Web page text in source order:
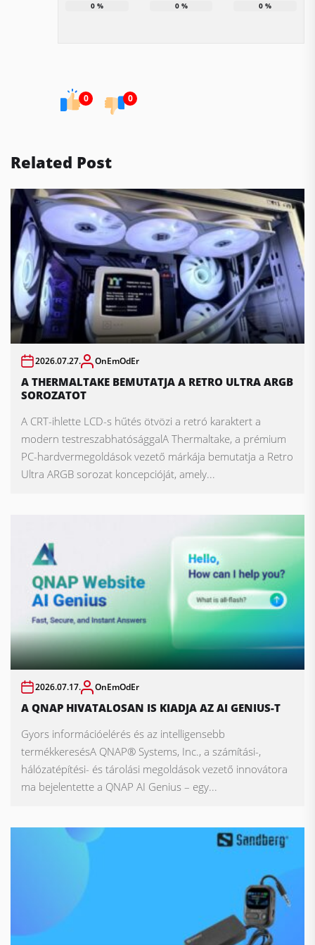
0% 0% 0 %
0 0
Related Post
2026.07.27. OnEmOdEr
A THERMALTAKE BEMUTATJA A RETRO ULTRA ARGB
SOROZATOT
A CRT-ihlette LCD-s hűtés ötvözi a retró karaktert a
modern testreszabhatósággalA Thermaltake, a prémium
PC-hardvermegoldások vezető márkája bemutatja a Retro
Ultra ARGB sorozat koncepcióját, amely...
2026.07.17. OnEmOdEr
A QNAP HIVATALOSAN IS KIADJA AZ AI GENIUS-T
Gyors információelérés és az intelligensebb
termékkeresésA QNAP® Systems, Inc., a számítási-,
hálózatépítési- és tárolási megoldások vezető innovátora
ma bejelentette a QNAP AI Genius – egy...